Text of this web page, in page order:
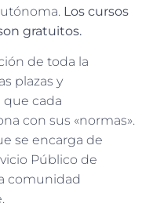
Los cursos
gratuitos.
de toda la
plazas y
que cada
con sus «normas».
se encarga de
Público de
comunidad